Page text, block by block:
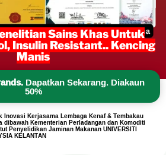
Sains Khas Untuk
Insulin Resistant.. Kencing
Manis
Dapatkan Sekarang. Diakaun
50%
Inovasi Kerjasama Lembaga Kenaf & Tembakau
dibawah Kementerian Perladangan dan Komoditi
Penyelidikan Jaminan Makanan UNIVERSITI
KELANTAN